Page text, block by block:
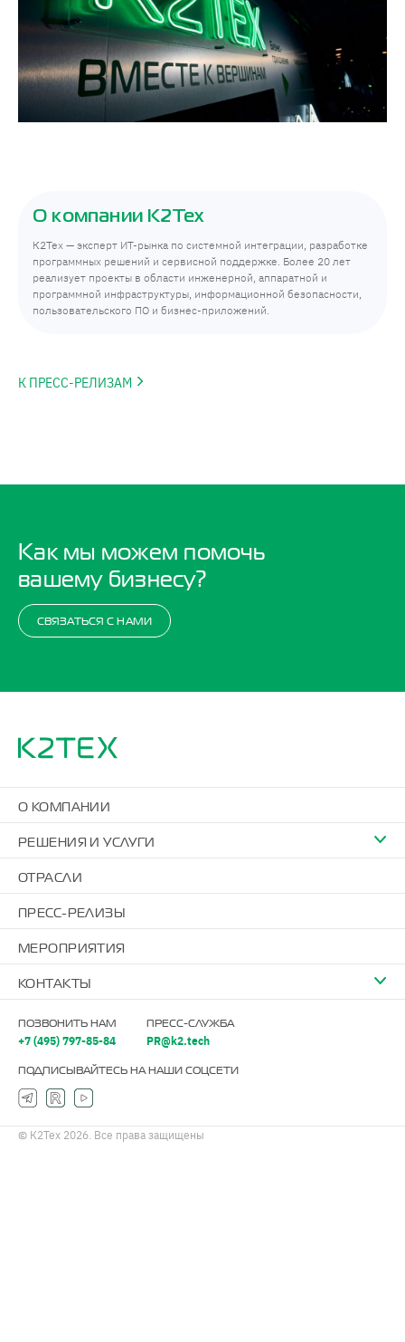
О компании К2Тех
К2Тех — эксперт ИТ-рынка по системной интеграции, разработке
программных решений и сервисной поддержке. Более 20 лет
реализует проекты в области инженерной, аппаратной и
программной инфраструктуры, информационной безопасности,
пользовательского ПО и бизнес-приложений.
К ПРЕСС-РЕЛИЗАМ
Как мы можем помочь
вашему бизнесу?
СВЯЗАТЬСЯ С НАМИ
О КОМПАНИИ
РЕШЕНИЯ И УСЛУГИ
ОТРАСЛИ
ПРЕСС-РЕЛИЗЫ
МЕРОПРИЯТИЯ
КОНТАКТЫ
ПОЗВОНИТЬ НАМ
+7 (495) 797-85-84
ПРЕСС-СЛУЖБА
PR@k2.tech
ПОДПИСЫВАЙТЕСЬ НА НАШИ СОЦСЕТИ
© К2Тех 2026. Все права защищены